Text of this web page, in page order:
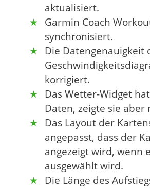
aktualisiert.
Garmin Coach
synchronisiert.
Die Datengenauigkeit
korrigiert.
Das Wetter-Widget
Daten, zeigte sie aber
Das Layout der
angepasst, dass der
angezeigt wird, wenn
ausgewählt wird.
Die Länge des